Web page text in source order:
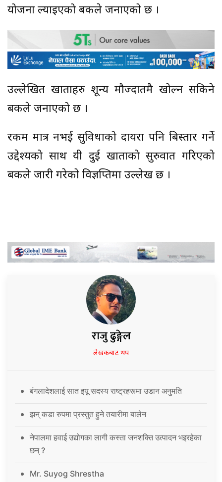
योजना ल्याइएको बैंकले जनाएको छ ।
उल्लेखित खाताहरु शून्य मौज्दातमै खोल्न सकिने
बैंकले जनाएको छ ।
रकम मात्र नभई सुविधाको दायरा पनि बिस्तार गर्ने
उद्देश्यको साथ यी दुई खाताको सुरुवात गरिएको
बैंकले जारी गरेको विज्ञप्तिमा उल्लेख छ ।
राजु ढुङ्गेल
लेखकबाट थप
बंगलादेशलाई सात इयू सदस्य राष्ट्रहरूमा उडान अनुमति
झन् कडा रुपमा प्रस्तुत हुने तयारीमा बालेन
नेपालमा हवाई उद्योगका लागी कस्ता जनशक्ति उत्पादन भइरहेका
छन् ?
Mr. Suyog Shrestha